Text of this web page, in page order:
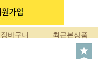
장바구니 최근본상품